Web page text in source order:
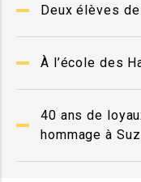
Deux élèves
À l’école des
40 ans de
hommage à